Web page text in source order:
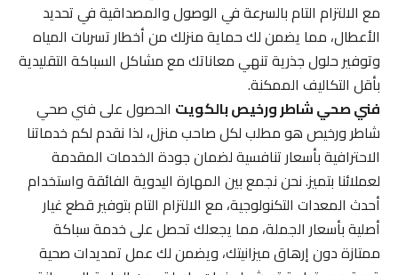
مع الالتزام التام بالسرعة في الوصول والمصداقية في تحديد
الأعطال، مما يضمن لك حماية منزلك من أخطار تسربات المياه
وتوفير حلول جذرية تنهي معاناتك مع مشاكل السباكة التقليدية
بأقل التكاليف الممكنة.
فني صحي شاطر ورخيص بالكويتالحصول على فني صحي
شاطر ورخيص هو مطلب لكل صاحب منزل، لذا نقدم لكم خدماتنا
الاحترافية بأسعار تنافسية لضمان جودة الخدمات المقدمة
لعملائنا بتميز. نحن نجمع بين المهارة اليدوية الفائقة واستخدام
أحدث المعدات التكنولوجية، مع الالتزام التام بتوفير قطع غيار
أصلية بأسعار الجملة، مما يجعلك تحصل على خدمة سباكة
ممتازة دون إرهاق ميزانيتك، ويضمن لك عمل تمديدات صحية